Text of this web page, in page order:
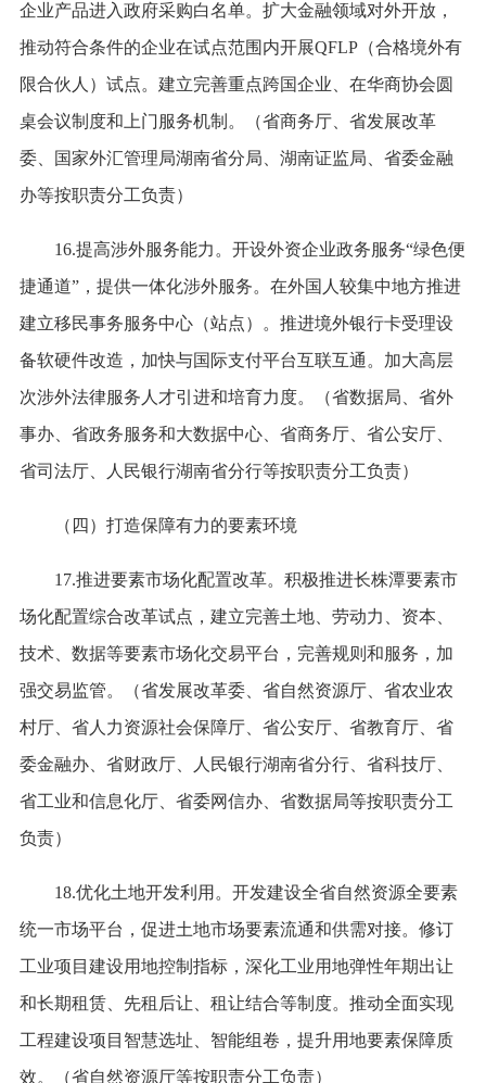
企业产品进入政府采购白名单。扩大金融领域对外开放，
推动符合条件的企业在试点范围内开展QFLP（合格境外有
限合伙人）试点。建立完善重点跨国企业、在华商协会圆
桌会议制度和上门服务机制。（省商务厅、省发展改革
委、国家外汇管理局湖南省分局、湖南证监局、省委金融
办等按职责分工负责）
16.提高涉外服务能力。开设外资企业政务服务“绿色便
捷通道”，提供一体化涉外服务。在外国人较集中地方推进
建立移民事务服务中心（站点）。推进境外银行卡受理设
备软硬件改造，加快与国际支付平台互联互通。加大高层
次涉外法律服务人才引进和培育力度。（省数据局、省外
事办、省政务服务和大数据中心、省商务厅、省公安厅、
省司法厅、人民银行湖南省分行等按职责分工负责）
（四）打造保障有力的要素环境
17.推进要素市场化配置改革。积极推进长株潭要素市
场化配置综合改革试点，建立完善土地、劳动力、资本、
技术、数据等要素市场化交易平台，完善规则和服务，加
强交易监管。（省发展改革委、省自然资源厅、省农业农
村厅、省人力资源社会保障厅、省公安厅、省教育厅、省
委金融办、省财政厅、人民银行湖南省分行、省科技厅、
省工业和信息化厅、省委网信办、省数据局等按职责分工
负责）
18.优化土地开发利用。开发建设全省自然资源全要素
统一市场平台，促进土地市场要素流通和供需对接。修订
工业项目建设用地控制指标，深化工业用地弹性年期出让
和长期租赁、先租后让、租让结合等制度。推动全面实现
工程建设项目智慧选址、智能组卷，提升用地要素保障质
效。（省自然资源厅等按职责分工负责）